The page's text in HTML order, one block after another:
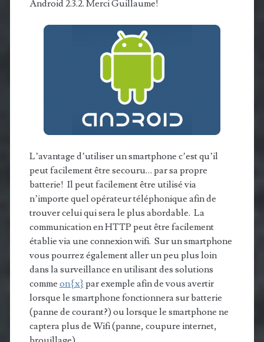
Android 2.3.2. Merci Guillaume!
L’avantage d’utiliser un smartphone c’est qu’il
peut facilement être secouru… par sa propre
batterie! Il peut facilement être utilisé via
n’importe quel opérateur téléphonique afin de
trouver celui qui sera le plus abordable. La
communication en HTTP peut être facilement
établie via une connexion wifi. Sur un smartphone
vous pourrez également aller un peu plus loin
dans la surveillance en utilisant des solutions
comme on{x}par exemple afin de vous avertir
lorsque le smartphone fonctionnera sur batterie
(panne de courant?) ou lorsque le smartphone ne
captera plus de Wifi (panne, coupure internet,